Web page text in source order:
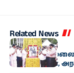
Related News
அரசியல்
தீரன்
அமைச்சர்கள்,